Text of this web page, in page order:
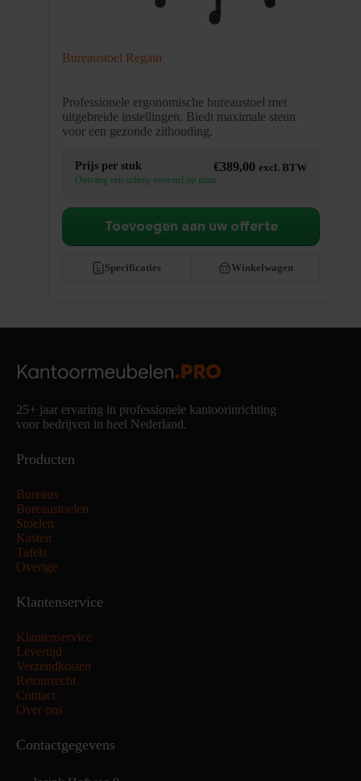
Bureaustoel Regain
Professionele ergonomische bureaustoel met
uitgebreide instellingen. Biedt maximale steun
voor een gezonde zithouding.
Prijs per stuk €389,00 excl. BTW
Ontvang een scherp voorstel op maat
Specificaties Winkelwagen
Toevoegen aan uw offerte
25+ jaar ervaring in professionele kantoorinrichting
voor bedrijven in heel Nederland.
Producten
Bureaus
Bureaustoelen
Stoelen
Kasten
Tafels
Overige
Klantenservice
Klantenservice
Levertijd
Verzendkosten
Retourrecht
Contact
Over ons
Contactgegevens